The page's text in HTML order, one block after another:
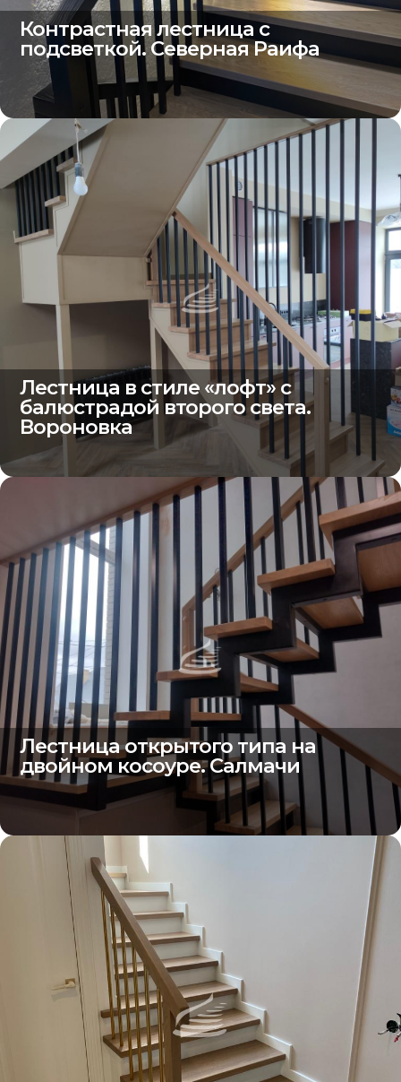
Контрастная лестница с
подсветкой. Северная Раифа
Лестница в стиле «лофт» с
балюстрадой второго света.
Вороновка
Лестница открытого типа на
двойном косоуре. Салмачи